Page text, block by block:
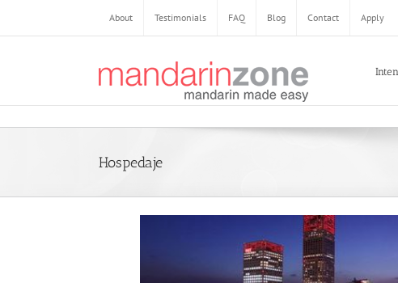
About Testimonials FAQ Blog Contact Apply
Hospedaje